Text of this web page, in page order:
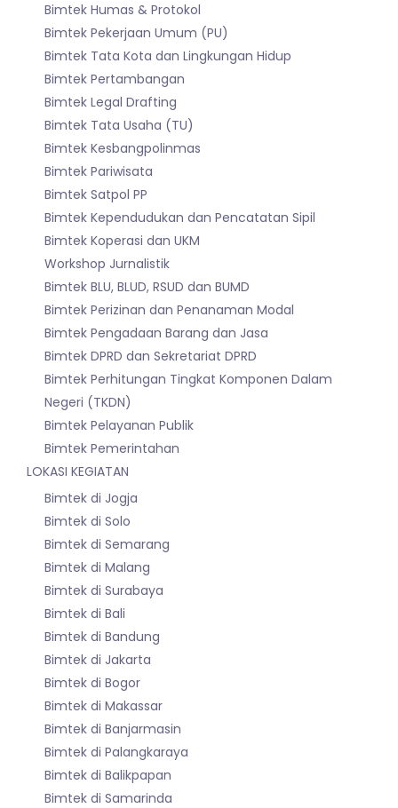
Bimtek Humas & Protokol
Bimtek Pekerjaan Umum (PU)
Bimtek Tata Kota dan Lingkungan Hidup
Bimtek Pertambangan
Bimtek Legal Drafting
Bimtek Tata Usaha (TU)
Bimtek Kesbangpolinmas
Bimtek Pariwisata
Bimtek Satpol PP
Bimtek Kependudukan dan Pencatatan Sipil
Bimtek Koperasi dan UKM
Workshop Jurnalistik
Bimtek BLU, BLUD, RSUD dan BUMD
Bimtek Perizinan dan Penanaman Modal
Bimtek Pengadaan Barang dan Jasa
Bimtek DPRD dan Sekretariat DPRD
Bimtek Perhitungan Tingkat Komponen Dalam
Negeri (TKDN)
Bimtek Pelayanan Publik
Bimtek Pemerintahan
LOKASI KEGIATAN
Bimtek di Jogja
Bimtek di Solo
Bimtek di Semarang
Bimtek di Malang
Bimtek di Surabaya
Bimtek di Bali
Bimtek di Bandung
Bimtek di Jakarta
Bimtek di Bogor
Bimtek di Makassar
Bimtek di Banjarmasin
Bimtek di Palangkaraya
Bimtek di Balikpapan
Bimtek di Samarinda